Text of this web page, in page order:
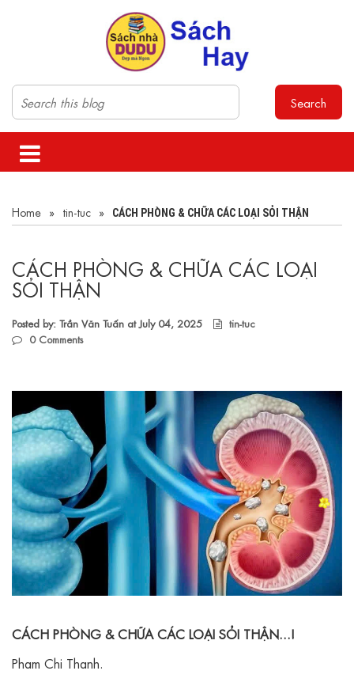
Search
Home » tin-tuc » CÁCH PHÒNG & CHỮA CÁC LOẠI SỎI THẬN
CÁCH PHÒNG & CHỮA CÁC LOẠI
SỎI THẬN
Posted by: Trần Văn Tuấn at July 04, 2025
tin-tuc
0Comments
CÁCH PHÒNG & CHỮA CÁC LOẠI SỎI THẬN...!
Pham Chi Thanh.